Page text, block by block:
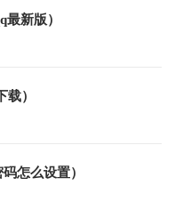
新版）
）
怎么设置）